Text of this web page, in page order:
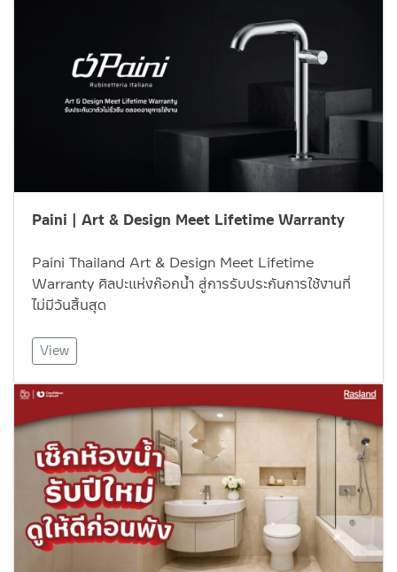
Paini | Art & Design Meet Lifetime Warranty
Paini Thailand Art & Design Meet Lifetime
Warranty ศิลปะแห่งก๊อกน้ำ สู่การรับประกันการใช้งานที่
ไม่มีวันสิ้นสุด
View